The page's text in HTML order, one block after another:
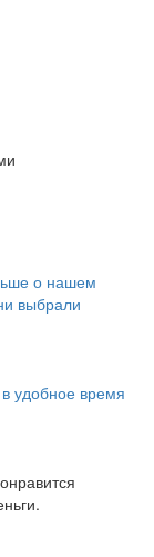
о нашем
выбрали
удобное время